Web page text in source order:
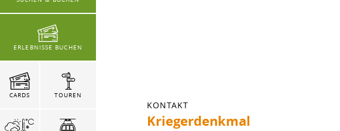
ERLEBNISSE BUCHEN
CARDS TOUREN
KONTAKT
Kriegerdenkmal